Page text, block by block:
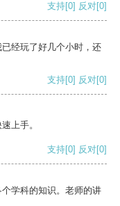
支持[0] 反对[0]
经玩了好几个小时，还
支持[0] 反对[0]
上手。
支持[0] 反对[0]
学科的知识。老师的讲